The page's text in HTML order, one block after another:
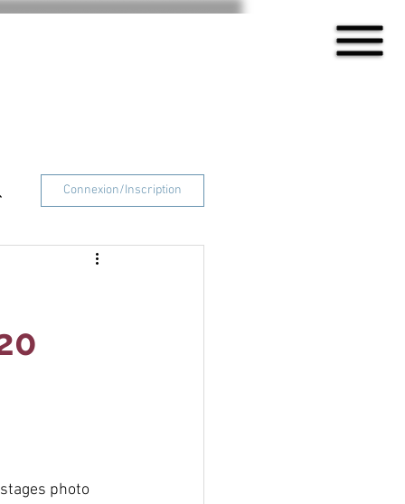
Connexion/Inscription
photo